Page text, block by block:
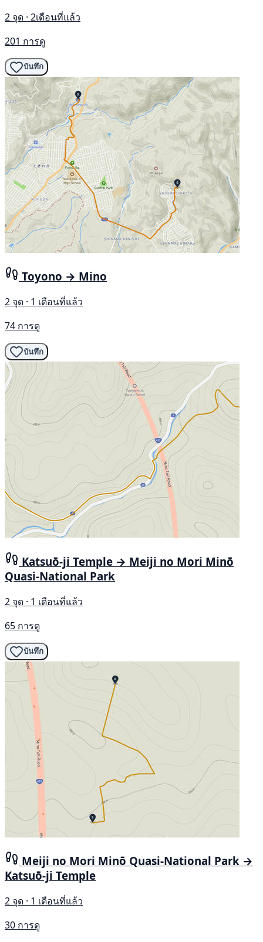
2 จุด · 2เดือนที่แล้ว
201 การดู
บันทึก
Toyono → Mino
2 จุด · 1 เดือนที่แล้ว
74 การดู
บันทึก
Katsuō-ji Temple → Meiji no Mori Minō
Quasi-National Park
2 จุด · 1 เดือนที่แล้ว
65 การดู
บันทึก
Meiji no Mori Minō Quasi-National Park →
Katsuō-ji Temple
2 จุด · 1 เดือนที่แล้ว
30 การดู